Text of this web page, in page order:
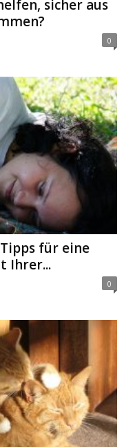
sicher aus
0
für eine
Ihrer...
0